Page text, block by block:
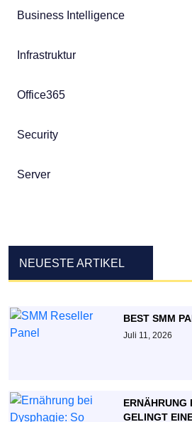
Business Intelligence
Infrastruktur
Office365
Security
Server
NEUESTE ARTIKEL
BEST SMM
Juli 11, 2026
ERNÄHRUNG
GELINGT